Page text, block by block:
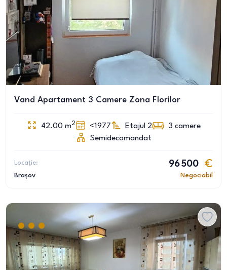
Vand Apartament 3 Camere Zona Florilor
42.00 m2 <1977 Etajul 2 3 camere
Semidecomandat
Locație:
Brașov
96 500
Negociabil